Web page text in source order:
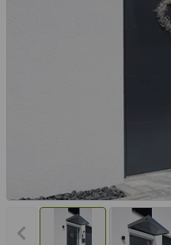
Vorheriges Bild anzeigen